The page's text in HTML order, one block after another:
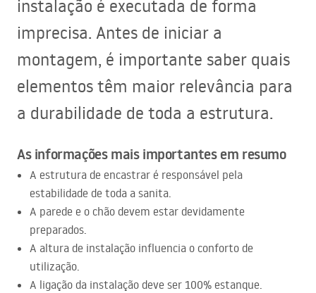
instalação é executada de forma
imprecisa. Antes de iniciar a
montagem, é importante saber quais
elementos têm maior relevância para
a durabilidade de toda a estrutura.
As informações mais importantes em resumo
A estrutura de encastrar é responsável pela
estabilidade de toda a sanita.
A parede e o chão devem estar devidamente
preparados.
A altura de instalação influencia o conforto de
utilização.
A ligação da instalação deve ser 100% estanque.